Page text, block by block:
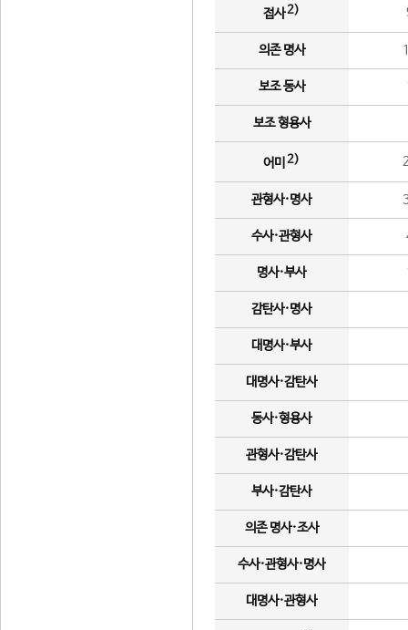
접사2)
의존 명사
보조 동사
보조 형용사
어미 2)
관형사·명사
수사·관형사
명사·부사
감탄사·명사
대명사·부사
대명사·감탄사
동사·형용사
관형사·감탄사
부사·감탄사
의존 명사·조사
수사·관형사·명사
대명사·관형사